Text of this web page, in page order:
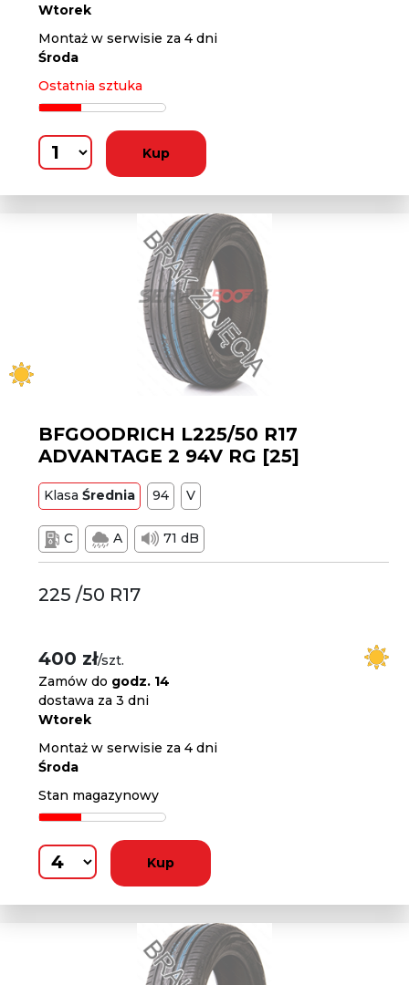
Wtorek
Montaż w serwisie za 4 dni
Środa
Ostatnia sztuka
Kup
BFGOODRICH L225/50 R17
ADVANTAGE 2 94V RG [25]
KlasaŚrednia 94 V
C A 71 dB
225 /50 R17
400 zł/szt.
Zamów do godz. 14
dostawa za 3 dni
Wtorek
Montaż w serwisie za 4 dni
Środa
Stan magazynowy
Kup